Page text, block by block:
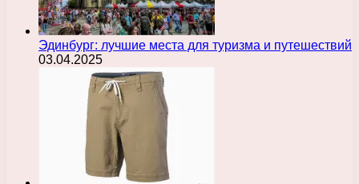
Эдинбург: лучшие места для туризма и путешествий
03.04.2025